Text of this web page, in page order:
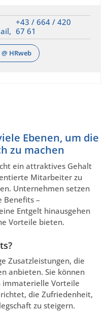
+43 / 664 / 420
67 61
HRweb
Ebenen, um die
zu machen
ein attraktives Gehalt
Mitarbeiter zu
Unternehmen setzen
Benefits –
Entgelt hinausgehen
Vorteile bieten.
Zusatzleistungen, die
anbieten. Sie können
immaterielle Vorteile
die Zufriedenheit,
zu steigern.